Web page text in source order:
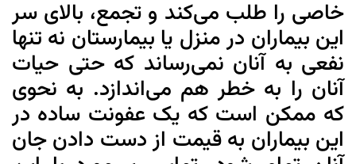
خاصی را طلب می‌کند و تجمع، بالای سر
این بیماران در منزل یا بیمارستان نه تنها
نفعی به آنان نمی‌رساند که حتی حیات
آنان را به خطر هم می‌اندازد. به نحوی
که ممکن است که یک عفونت ساده در
این بیماران به قیمت از دست دادن جان